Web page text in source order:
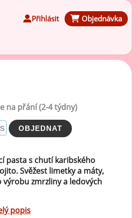
pasty
pasty
pasty
Přihlásit Objednávka
na přání (2-4 týdny)
pasta s chutí karibského
Svěžest limetky a máty,
výrobu zmrzliny a ledových
popis